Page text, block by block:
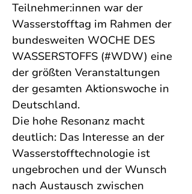
Teilnehmer:innen war der
Wasserstofftag im Rahmen der
bundesweiten WOCHE DES
WASSERSTOFFS (#WDW) eine
der größten Veranstaltungen
der gesamten Aktionswoche in
Deutschland.
Die hohe Resonanz macht
deutlich: Das Interesse an der
Wasserstofftechnologie ist
ungebrochen und der Wunsch
nach Austausch zwischen